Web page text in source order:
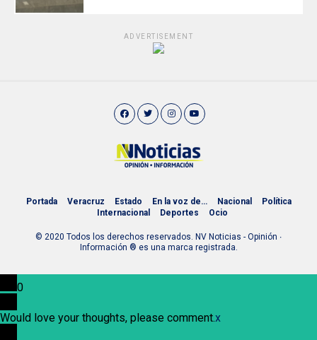
ADVERTISEMENT
Portada Veracruz Estado En la voz de… Nacional
Política
Internacional
Deportes Ocio
© 2020 Todos los derechos reservados. NV Noticias - Opinión ∙
Información ® es una marca registrada.
0
Would love your thoughts, please comment.x